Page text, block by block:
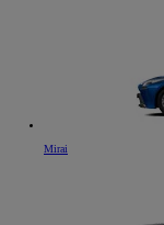
Mirai